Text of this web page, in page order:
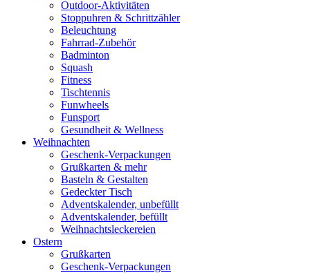
Outdoor-Aktivitäten
Stoppuhren & Schrittzähler
Beleuchtung
Fahrrad-Zubehör
Badminton
Squash
Fitness
Tischtennis
Funwheels
Funsport
Gesundheit & Wellness
Weihnachten
Geschenk-Verpackungen
Grußkarten & mehr
Basteln & Gestalten
Gedeckter Tisch
Adventskalender, unbefüllt
Adventskalender, befüllt
Weihnachtsleckereien
Ostern
Grußkarten
Geschenk-Verpackungen